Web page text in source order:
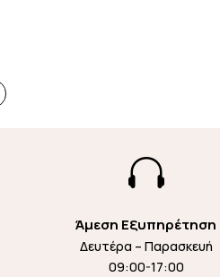

Άμεση Εξυπηρέτηση
Δευτέρα – Παρασκευή
09:00-17:00